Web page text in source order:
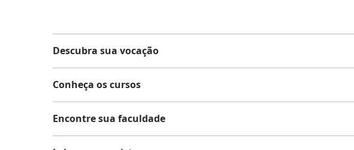
Descubra sua vocação
Lista de profissões
Conheça os cursos
Encontre sua faculdade